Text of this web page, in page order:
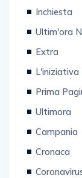
Inchiesta
Ultim'ora
Extra
L'iniziativa
Prima
Ultimora
Campania
Cronaca